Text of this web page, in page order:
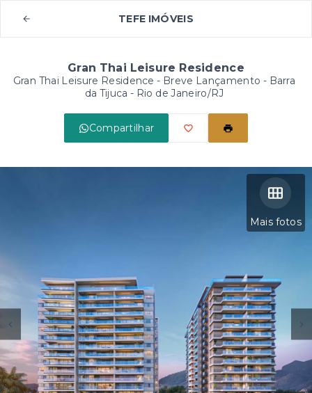
TEFE IMÓVEIS
Gran Thai Leisure Residence
Gran Thai Leisure Residence - Breve Lançamento - Barra
da Tijuca - Rio de Janeiro/RJ
Compartilhar
Mais fotos